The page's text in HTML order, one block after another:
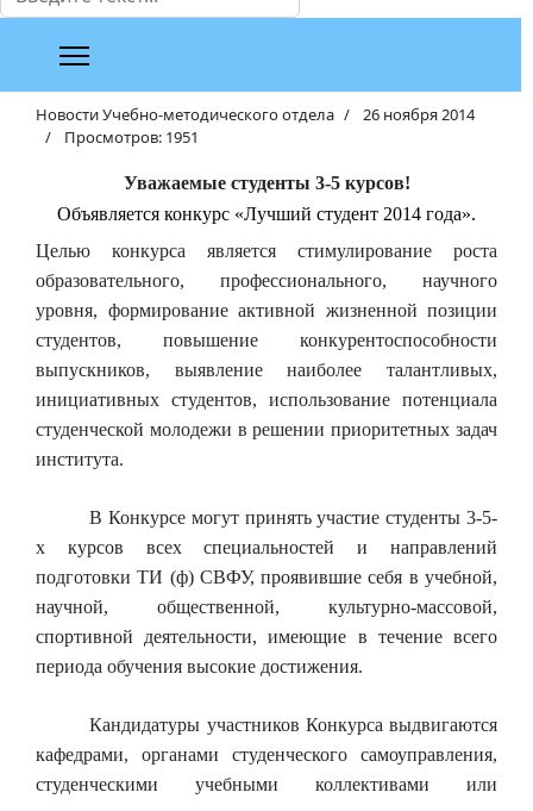
Новости Учебно-методического отдела
26 ноября 2014
Просмотров: 1951
Уважаемые студенты 3-5 курсов!
Объявляется конкурс «Лучший студент 2014 года».
Целью конкурса является стимулирование роста
образовательного, профессионального, научного
уровня, формирование активной жизненной позиции
студентов, повышение конкурентоспособности
выпускников, выявление наиболее талантливых,
инициативных студентов, использование потенциала
студенческой молодежи в решении приоритетных задач
института.
В Конкурсе могут принять участие студенты 3-5-
х курсов всех специальностей и направлений
подготовки ТИ (ф) СВФУ, проявившие себя в учебной,
научной, общественной, культурно-массовой,
спортивной деятельности, имеющие в течение всего
периода обучения высокие достижения.
Кандидатуры участников Конкурса выдвигаются
кафедрами, органами студенческого самоуправления,
студенческими учебными коллективами или